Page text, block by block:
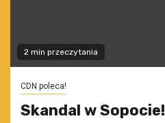
2 min przeczytania
CDN poleca!
Skandal w Sopocie!